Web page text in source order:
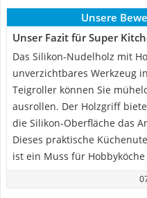
Unsere
Unser Fazit für Super
Das Silikon-Nudelholz mit
unverzichtbares Werkzeug
Teigroller können Sie
ausrollen. Der Holzgriff
die Silikon-Oberfläche das
Dieses praktische
ist ein Muss für